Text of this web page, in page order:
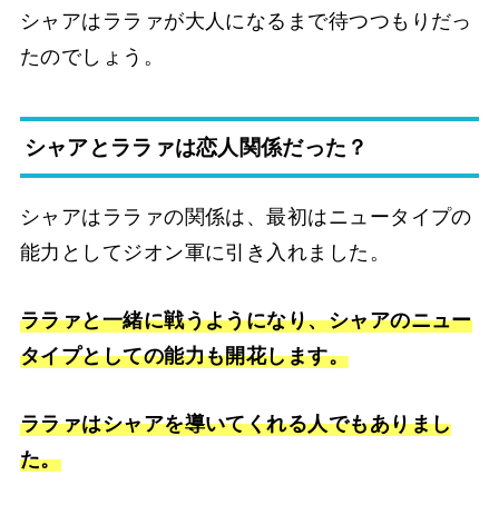
シャアはララァが大人になるまで待つつもりだっ
たのでしょう。
シャアとララァは恋人関係だった？
シャアはララァの関係は、最初はニュータイプの
能力としてジオン軍に引き入れました。
ララァと一緒に戦うようになり、シャアのニュー
タイプとしての能力も開花します。
ララァはシャアを導いてくれる人でもありまし
た。